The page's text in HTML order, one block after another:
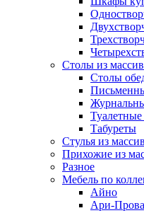
Столы из
Столы
Туалетные
Табуреты
Стулья из
Прихожие из
Разное
Мебель по
Айно
Ари-